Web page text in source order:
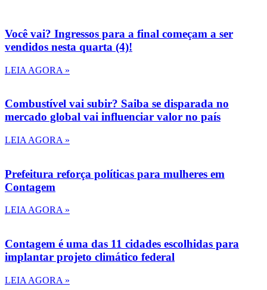
Você vai? Ingressos para a final começam a ser
vendidos nesta quarta (4)!
LEIA AGORA »
Combustível vai subir? Saiba se disparada no
mercado global vai influenciar valor no país
LEIA AGORA »
Prefeitura reforça políticas para mulheres em
Contagem
LEIA AGORA »
Contagem é uma das 11 cidades escolhidas para
implantar projeto climático federal
LEIA AGORA »